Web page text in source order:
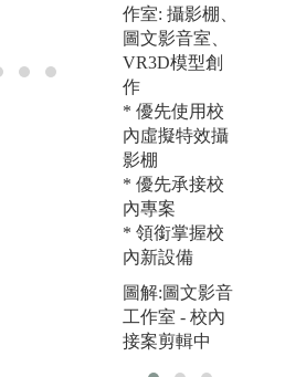
作室: 攝影棚、
圖文影音室、
VR3D模型創
作
* 優先使用校
內虛擬特效攝
影棚
* 優先承接校
內專案
* 領銜掌握校
內新設備
圖解:圖文影音
工作室 - 校內
接案剪輯中